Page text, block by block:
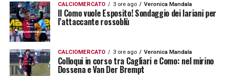
CALCIOMERCATO 3 ore ago Veronica Mandala
Il Como vuole Esposito! Sondaggio dei lariani per
l’attaccante rossoblù
CALCIOMERCATO 3 ore ago Veronica Mandala
Colloqui in corso tra Cagliari e Como: nel mirino
Dossena e Van Der Brempt